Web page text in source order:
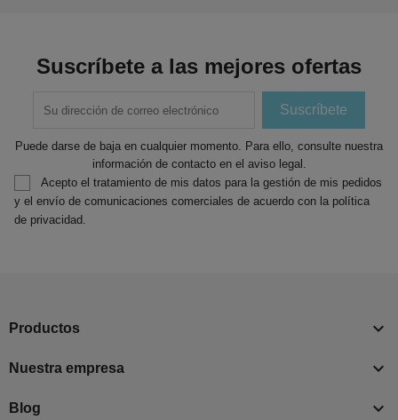
Suscríbete a las mejores ofertas
Puede darse de baja en cualquier momento. Para ello, consulte nuestra
información de contacto en el aviso legal.
Acepto el tratamiento de mis datos para la gestión de mis pedidos
y el envío de comunicaciones comerciales de acuerdo con la política
de privacidad.
Productos 
Nuestra empresa 
Blog 